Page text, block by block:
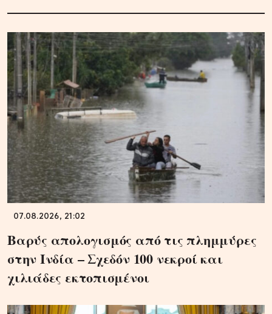
07.08.2026, 21:02
Βαρύς απολογισμός από τις πλημμύρες
στην Ινδία – Σχεδόν 100 νεκροί και
χιλιάδες εκτοπισμένοι